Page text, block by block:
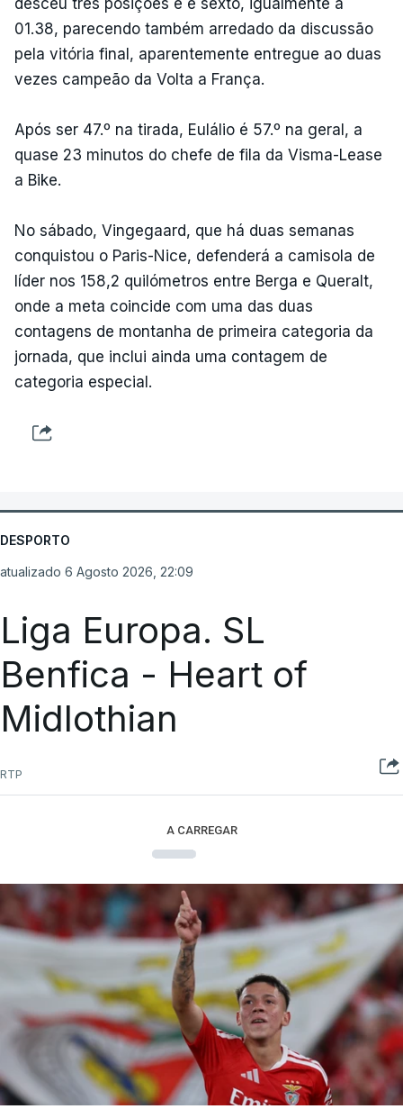
01.38, parecendo também arredado da discussão
pela vitória final, aparentemente entregue ao duas
vezes campeão da Volta a França.
Após ser 47.º na tirada, Eulálio é 57.º na geral, a
quase 23 minutos do chefe de fila da Visma-Lease
a Bike.
No sábado, Vingegaard, que há duas semanas
conquistou o Paris-Nice, defenderá a camisola de
líder nos 158,2 quilómetros entre Berga e Queralt,
onde a meta coincide com uma das duas
contagens de montanha de primeira categoria da
jornada, que inclui ainda uma contagem de
categoria especial.
DESPORTO
atualizado 6 Agosto 2026, 22:09
Liga Europa. SL
Benfica - Heart of
Midlothian
RTP
A CARREGAR